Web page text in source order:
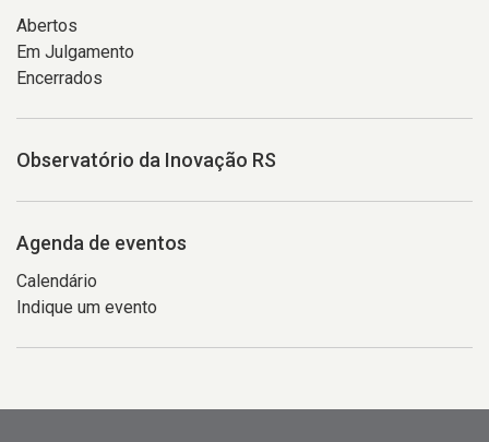
Abertos
Em Julgamento
Encerrados
Observatório da Inovação RS
Agenda de eventos
Calendário
Indique um evento